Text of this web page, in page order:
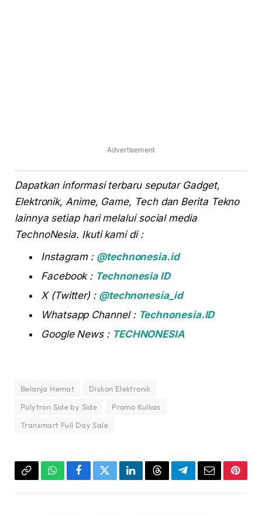
Advertisement
Dapatkan informasi terbaru seputar Gadget,
Elektronik, Anime, Game, Tech dan Berita Tekno
lainnya setiap hari melalui social media
TechnoNesia. Ikuti kami di :
Instagram : @technonesia.id
Facebook : Technonesia ID
X (Twitter) : @technonesia_id
Whatsapp Channel : Technonesia.ID
Google News : TECHNONESIA
Belanja Hemat
Diskon Elektronik
Polytron Side by Side
Promo Kulkas
Transmart Full Day Sale
Copy WhatsAppFacebookTwitterLinkedInThreadsTelegramEmail